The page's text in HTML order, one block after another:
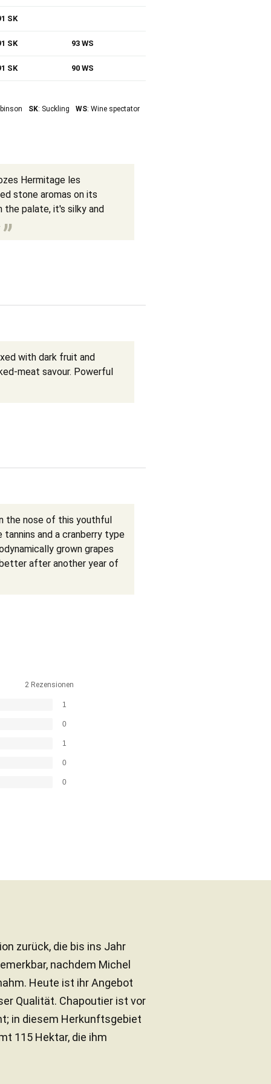
SK
SK 93 WS
SK 90 WS
SK: Suckling WS: Wine spectator
Hermitage les
stone aromas on its
the palate, it's silky and
with dark fruit and
meat savour. Powerful
the nose of this youthful
and a cranberry type
grown grapes
after another year of
2 Rezensionen
1
0
1
0
0
zurück, die bis ins Jahr
nachdem Michel
Heute ist ihr Angebot
Qualität. Chapoutier ist vor
in diesem Herkunftsgebiet
115 Hektar, die ihm